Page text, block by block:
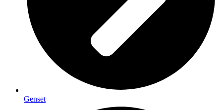
Genset